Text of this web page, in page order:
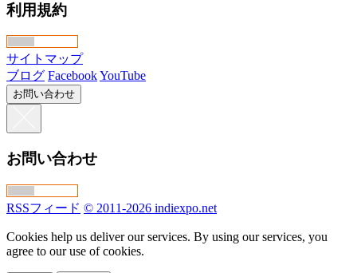
利用規約
サイトマップ
ブログ FacebookYouTube
お問い合わせ
お問い合わせ
RSSフィード © 2011-2026 indiexpo.net
Cookies help us deliver our services. By using our services, you
agree to our use of cookies.